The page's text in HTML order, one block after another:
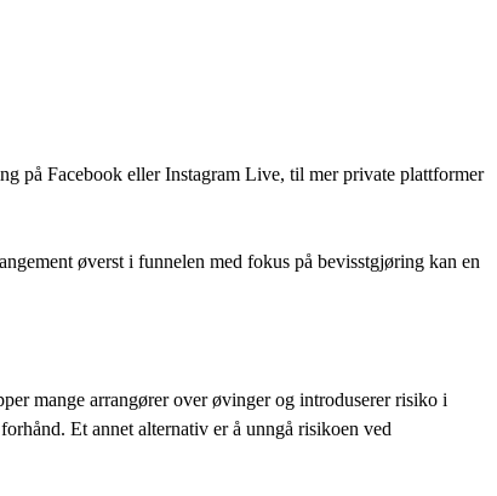
på Facebook eller Instagram Live, til mer private plattformer
øverst i funnelen med fokus på bevisstgjøring kan en
mange arrangører over øvinger og introduserer risiko i
Et annet alternativ er å unngå risikoen ved